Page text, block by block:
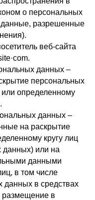
о персональных
разрешенные
веб-сайта
данных –
персональных
определенному
данных –
на раскрытие
кругу лиц
данных) или на
данными
в том числе
данных в средствах
в